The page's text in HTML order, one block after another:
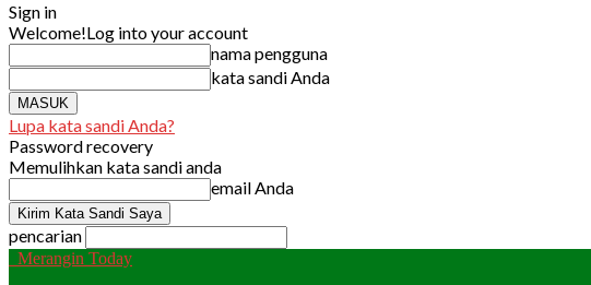
Sign in
Welcome!Log into your account
nama pengguna
kata sandi Anda
Lupa kata sandi Anda?
Password recovery
Memulihkan kata sandi anda
email Anda
pencarian
Merangin Today